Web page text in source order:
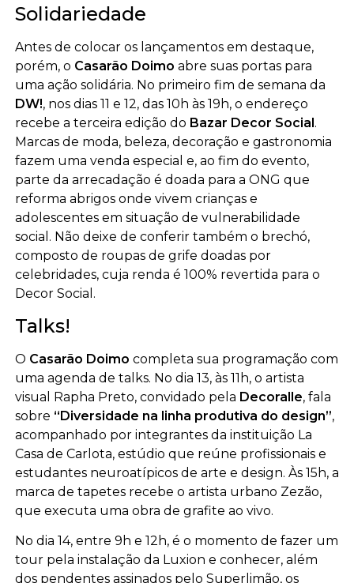
Solidariedade
Antes de colocar os lançamentos em destaque,
porém, o Casarão Doimo abre suas portas para
uma ação solidária. No primeiro fim de semana da
DW!, nos dias 11 e 12, das 10h às 19h, o endereço
recebe a terceira edição do Bazar Decor Social .
Marcas de moda, beleza, decoração e gastronomia
fazem uma venda especial e, ao fim do evento,
parte da arrecadação é doada para a ONG que
reforma abrigos onde vivem crianças e
adolescentes em situação de vulnerabilidade
social. Não deixe de conferir também o brechó,
composto de roupas de grife doadas por
celebridades, cuja renda é 100% revertida para o
Decor Social.
Talks!
O Casarão Doimo completa sua programação com
uma agenda de talks. No dia 13, às 11h, o artista
visual Rapha Preto, convidado pela Decoralle, fala
sobre “Diversidade na linha produtiva do design”,
acompanhado por integrantes da instituição La
Casa de Carlota, estúdio que reúne profissionais e
estudantes neuroatípicos de arte e design. Às 15h, a
marca de tapetes recebe o artista urbano Zezão,
que executa uma obra de grafite ao vivo.
No dia 14, entre 9h e 12h, é o momento de fazer um
tour pela instalação da Luxion e conhecer, além
dos pendentes assinados pelo Superlimão, os